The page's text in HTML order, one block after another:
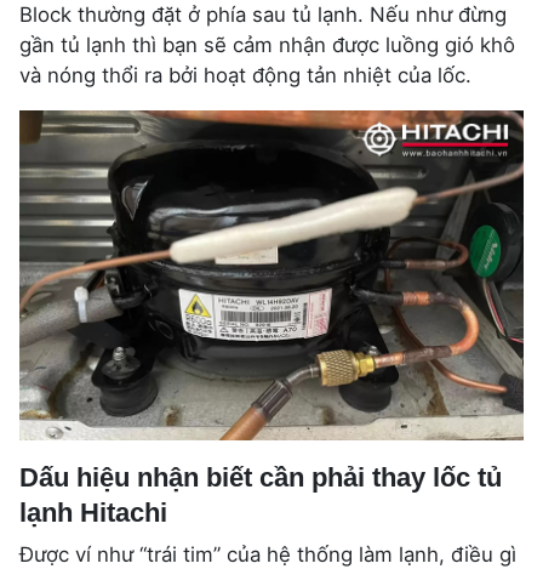
Block thường đặt ở phía sau tủ lạnh. Nếu như đừng
gần tủ lạnh thì bạn sẽ cảm nhận được luồng gió khô
và nóng thổi ra bởi hoạt động tản nhiệt của lốc.
Dấu hiệu nhận biết cần phải thay lốc tủ
lạnh Hitachi
Được ví như “trái tim” của hệ thống làm lạnh, điều gì